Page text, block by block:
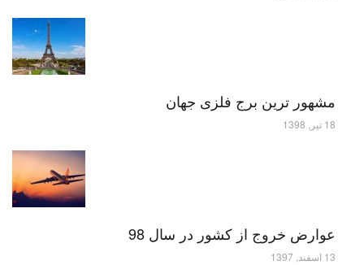
مشهور ترین برج فلزی جهان
18 تیر, 1398
عوارض خروج از کشور در سال 98
13 اسفند, 1397